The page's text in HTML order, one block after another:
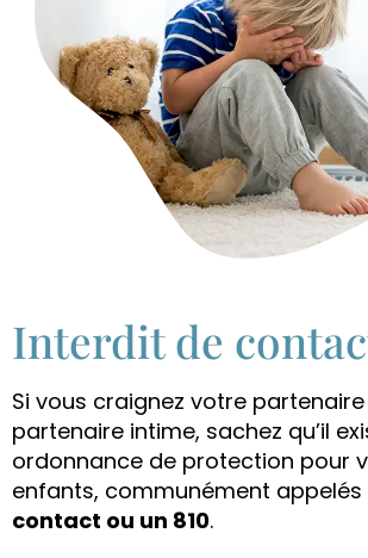
Interdit de
Si vous craignez votre
partenaire intime, sachez qu’il
ordonnance de protection pour
enfants, communément appelés
contact ou un 810.